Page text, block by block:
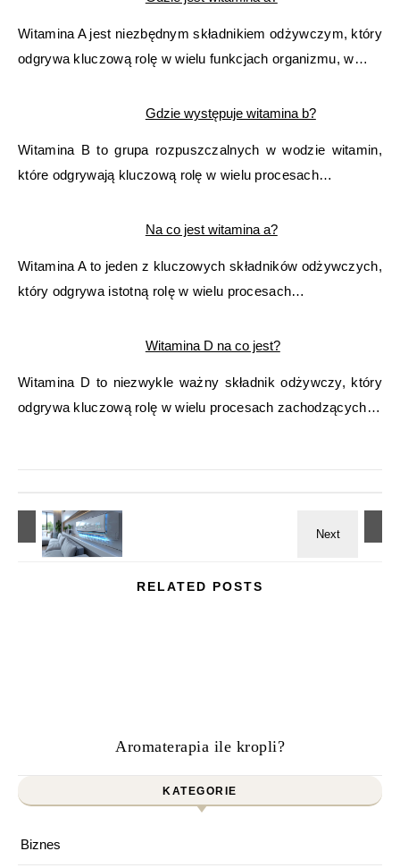
Witamina A jest niezbędnym składnikiem odżywczym, który
odgrywa kluczową rolę w wielu funkcjach organizmu, w…
Gdzie występuje witamina b?
Witamina B to grupa rozpuszczalnych w wodzie witamin,
które odgrywają kluczową rolę w wielu procesach…
Na co jest witamina a?
Witamina A to jeden z kluczowych składników odżywczych,
który odgrywa istotną rolę w wielu procesach…
Witamina D na co jest?
Witamina D to niezwykle ważny składnik odżywczy, który
odgrywa kluczową rolę w wielu procesach zachodzących…
RELATED POSTS
Aromaterapia ile kropli?
KATEGORIE
Biznes